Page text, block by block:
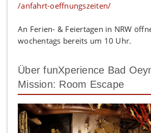
/anfahrt-oeffnungszeiten/
An Ferien- & Feiertagen in NRW
wochentags bereits um 10 Uhr.
Über funXperience Bad
Mission: Room Escape